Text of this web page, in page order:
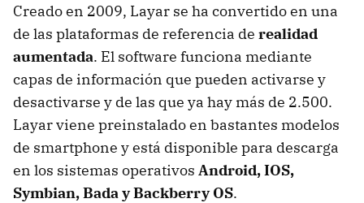
Creado en 2009, Layar se ha convertido en una
de las plataformas de referencia de realidad
aumentada. El software funciona mediante
capas de información que pueden activarse y
desactivarse y de las que ya hay más de 2.500.
Layar viene preinstalado en bastantes modelos
de smartphone y está disponible para descarga
en los sistemas operativos Android, IOS,
Symbian, Bada y Backberry OS.